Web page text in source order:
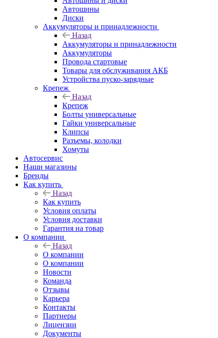
Автошины
Диски
Аккумуляторы и принадлежности
Назад
Аккумуляторы и принадлежности
Аккумуляторы
Провода стартовые
Товары для обслуживания АКБ
Устройства пуско-зарядные
Крепеж
Назад
Крепеж
Болты универсальные
Гайки универсальные
Клипсы
Разъемы, колодки
Хомуты
Автосервис
Наши магазины
Бренды
Как купить
Назад
Как купить
Условия оплаты
Условия доставки
Гарантия на товар
О компании
Назад
О компании
О компании
Новости
Команда
Отзывы
Карьера
Контакты
Партнеры
Лицензии
Документы